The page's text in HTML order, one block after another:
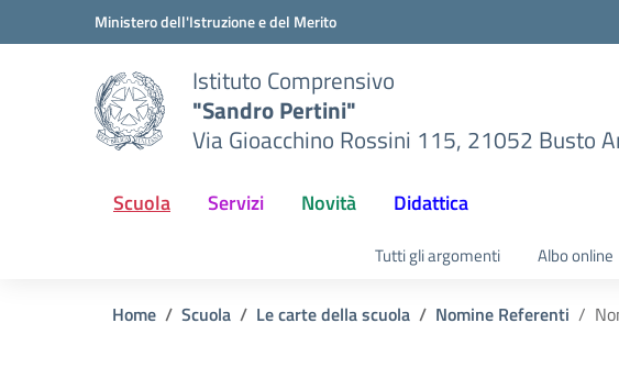
Vai ai contenuti
Vai al menu di navigazioneMinistero dell'Istruzione e del Merito
Istituto Comprensivo
"Sandro Pertini"
Via Gioacchino Rossini 115, 21052 Busto
Scuola Servizi Novità Didattica
Tutti gli argomenti Albo online
Home Scuola Le carte della scuola Nomine Referenti